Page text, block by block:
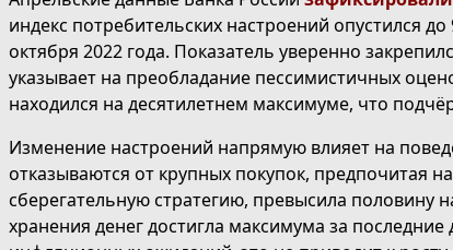
индекс потребительских настроений опустился
октября 2022 года. Показатель уверенно
указывает на преобладание пессимистичных
находился на десятилетнем максимуме, что
Изменение настроений напрямую влияет на
отказываются от крупных покупок, предпочитая
сберегательную стратегию, превысила половину
хранения денег достигла максимума за